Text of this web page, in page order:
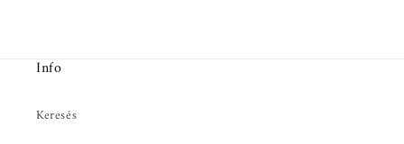
Info
Keresés